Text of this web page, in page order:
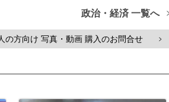
政治・経済 一覧へ
の方向け 写真・動画 購入のお問合せ >